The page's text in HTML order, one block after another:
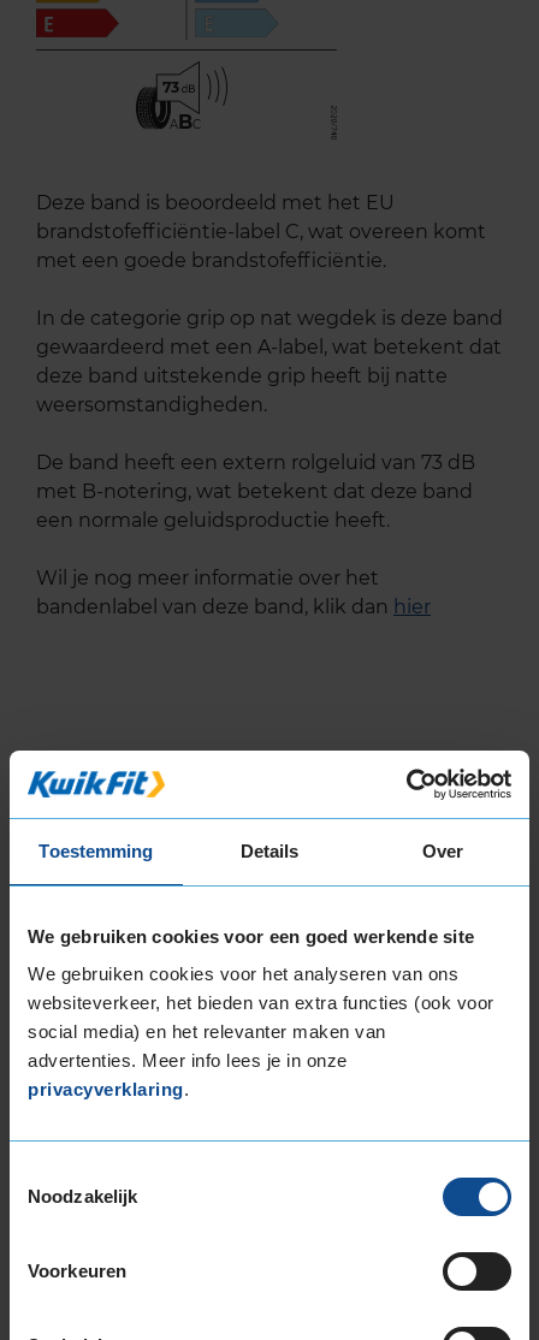
Toestemming Details Over
We gebruiken cookies voor een goed werkende site
We gebruiken cookies voor het analyseren van ons
websiteverkeer, het bieden van extra functies (ook voor
social media) en het relevanter maken van
advertenties. Meer info lees je in onze
privacyverklaring.
Noodzakelijk
Voorkeuren
73
ABC
Deze band is beoordeeld met het EU
brandstofefficiëntie-label C, wat overeen komt
met een goede brandstofefficiëntie.
In de categorie grip op nat wegdek is deze band
gewaardeerd met een A-label, wat betekent dat
deze band uitstekende grip heeft bij natte
weersomstandigheden.
De band heeft een extern rolgeluid van 73 dB
met B-notering, wat betekent dat deze band
een normale geluidsproductie heeft.
Wil je nog meer informatie over het
bandenlabel van deze band, klik dan hier
Kies je
Montage Veilig & Zeker
Per band € 40,-
Montage